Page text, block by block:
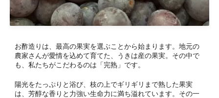
お酢造りは、最高の果実を選ぶことから始まります。地元の
農家さんが愛情を込めて育てた、うきは産の果実。その中で
も、私たちがこだわるのは「完熟」です。
陽光をたっぷりと浴び、枝の上でギリギリまで熟した果実
は、芳醇な香りと力強い生命力に満ち溢れています。その一